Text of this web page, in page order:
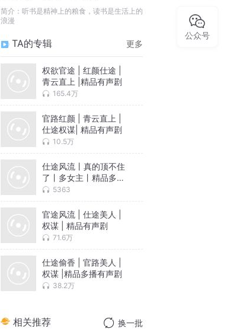
简介： 听书是精神上的粮食，读书是生活上的
浪漫
TA的专辑 更多
权欲官途 | 红颜仕途 |
青云直上 |精品有声剧
165.4万
官路红颜 | 青云直上 |
仕途权谋| 精品有声剧
10.5万
仕途风流丨真的顶不住
了丨多女主丨精品多播
有声剧
5363
官途风流 | 仕途美人 |
权谋 | 精品有声剧
71.6万
仕途偷香 | 官路美人 |
权谋 |精品多播有声剧
38.2万
相关推荐 换一批
公众号